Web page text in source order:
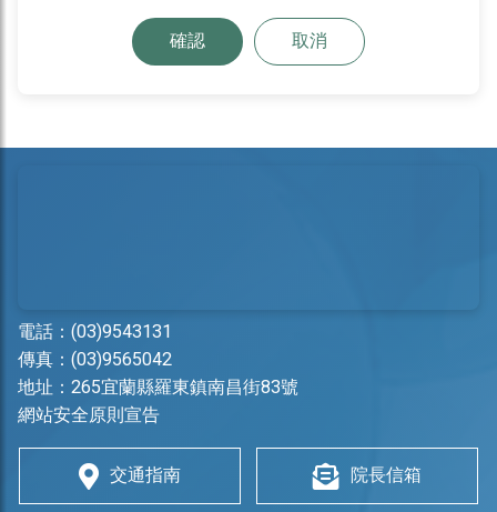
確認 取消
電話： (03)9543131
傳真：(03)9565042
地址： 265宜蘭縣羅東鎮南昌街83號
網站安全原則宣告
交通指南 院長信箱